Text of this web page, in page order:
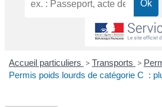
Accueil particuliers > Transports >
Permis poids lourds de catégorie C :